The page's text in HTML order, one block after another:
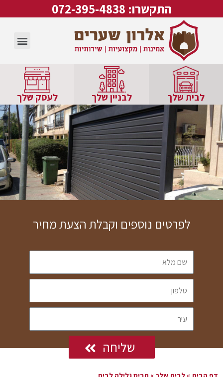
התקשרו: 072-395-4838
לבית שלך לבניין שלך לעסק שלך
לפרטים נוספים וקבלת הצעת מחיר
שליחה